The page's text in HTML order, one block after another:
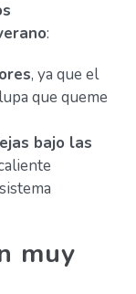
:
, ya que el
que queme
bajo las
muy